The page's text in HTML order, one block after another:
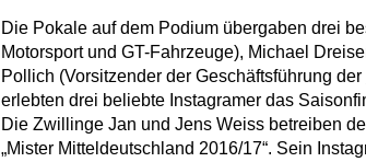
Die Pokale auf dem Podium übergaben drei
Motorsport und GT-Fahrzeuge), Michael
Pollich (Vorsitzender der Geschäftsführung der
erlebten drei beliebte Instagramer das
Die Zwillinge Jan und Jens Weiss betreiben
„Mister Mitteldeutschland 2016/17“. Sein